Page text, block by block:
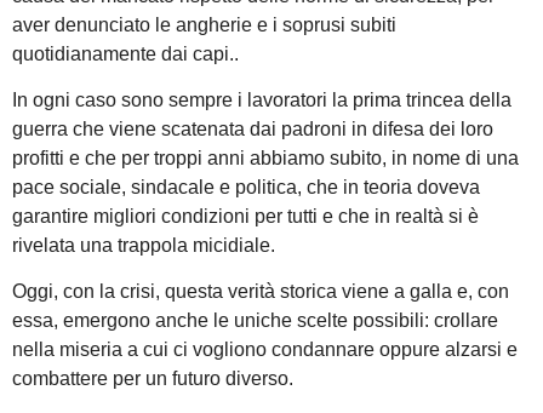
aver denunciato le angherie e i soprusi subiti
quotidianamente dai capi..
In ogni caso sono sempre i lavoratori la prima trincea della
guerra che viene scatenata dai padroni in difesa dei loro
profitti e che per troppi anni abbiamo subito, in nome di una
pace sociale, sindacale e politica, che in teoria doveva
garantire migliori condizioni per tutti e che in realtà si è
rivelata una trappola micidiale.
Oggi, con la crisi, questa verità storica viene a galla e, con
essa, emergono anche le uniche scelte possibili: crollare
nella miseria a cui ci vogliono condannare oppure alzarsi e
combattere per un futuro diverso.